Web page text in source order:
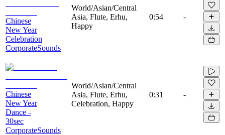
Chinese
New Year
Celebration
CorporateSounds
World/Asian/Central
Asia, Flute, Erhu,
Happy
0:54 -
Chinese
New Year
Dance -
30sec
CorporateSounds
World/Asian/Central
Asia, Flute, Erhu,
Celebration, Happy
0:31 -